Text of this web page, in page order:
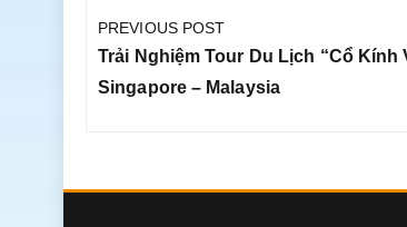
hướng
bài
viết
PREVIOUS POST
Previous
Post:
Trải Nghiệm Tour Du Lịch “cổ Kính
Singapore – Malaysia